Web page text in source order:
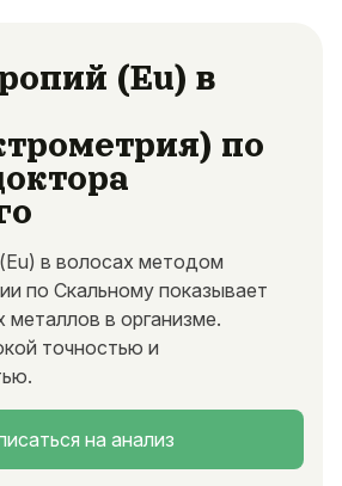
(Eu) в
по
в волосах методом
по Скальному показывает
металлов в организме.
точностью и
на анализ